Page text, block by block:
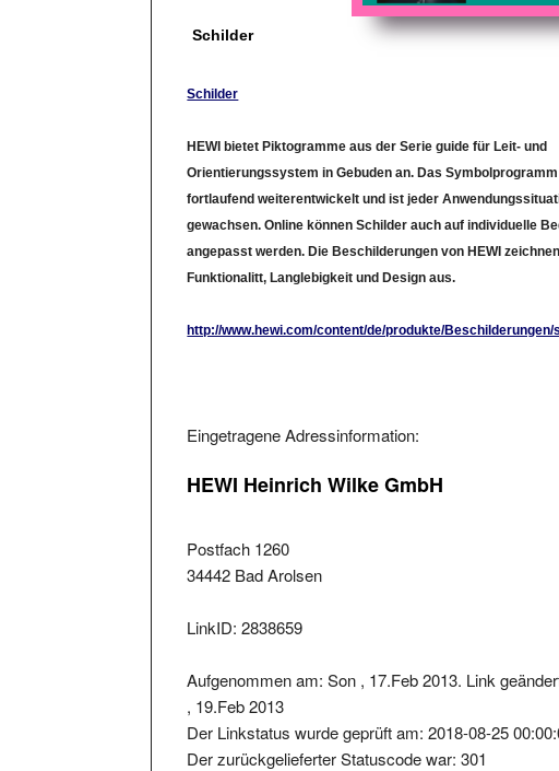
Schilder
Schilder
HEWI bietet Piktogramme aus der Serie guide für Leit- und
Orientierungssystem in Gebuden an. Das Symbolprogramm
fortlaufend weiterentwickelt und ist jeder
gewachsen. Online können Schilder auch auf individuelle
angepasst werden. Die Beschilderungen von HEWI
Funktionalitt, Langlebigkeit und Design aus.
http://www.hewi.com/content/de/produkte/Beschilderungen/
Eingetragene Adressinformation:
HEWI Heinrich Wilke GmbH
Postfach 1260
34442 Bad Arolsen
LinkID: 2838659
Aufgenommen am: Son , 17.Feb 2013. Link
, 19.Feb 2013
Der Linkstatus wurde geprüft am: 2018-08-25
Der zurückgelieferter Statuscode war: 301